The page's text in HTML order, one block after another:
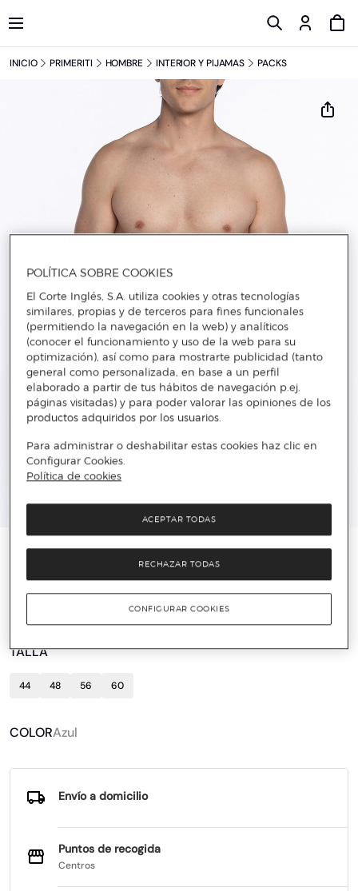
INICIO PRIMERITI HOMBRE INTERIOR Y PIJAMAS PACKS
PUNTO BLANCO
Pack de 3 slips liso
TALLA
44 48 56 60
COLORAzul
Envío a domicilio
Puntos de recogida
Centros
POLÍTICA SOBRE COOKIES
El Corte Inglés, S.A. utiliza cookies y otras tecnologías
similares, propias y de terceros para fines funcionales
(permitiendo la navegación en la web) y analíticos
(conocer el funcionamiento y uso de la web para su
optimización), así como para mostrarte publicidad (tanto
general como personalizada, en base a un perfil
elaborado a partir de tus hábitos de navegación p.ej.
páginas visitadas) y para poder valorar las opiniones de los
productos adquiridos por los usuarios.
Para administrar o deshabilitar estas cookies haz clic en
Configurar Cookies.
Política de cookies
RECHAZAR TODAS
ACEPTAR TODAS
CONFIGURAR COOKIES